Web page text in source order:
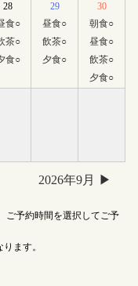
28
食○
茶○
食○
29
昼食○
飲茶○
夕食○
30
朝食○
昼食○
飲茶○
夕食○
2026年9月
ご予約時間を選択してご予
ます。